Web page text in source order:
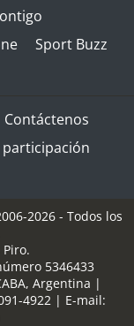
Sport Buzz
Contáctenos
participación
2026 - Todos los
5346433
Argentina |
4922| E-mail: